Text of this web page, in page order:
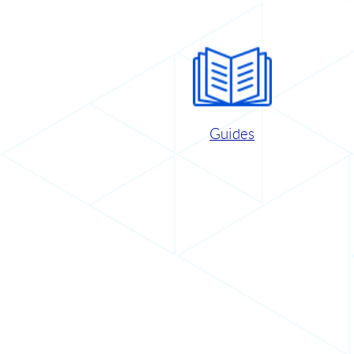
Guides